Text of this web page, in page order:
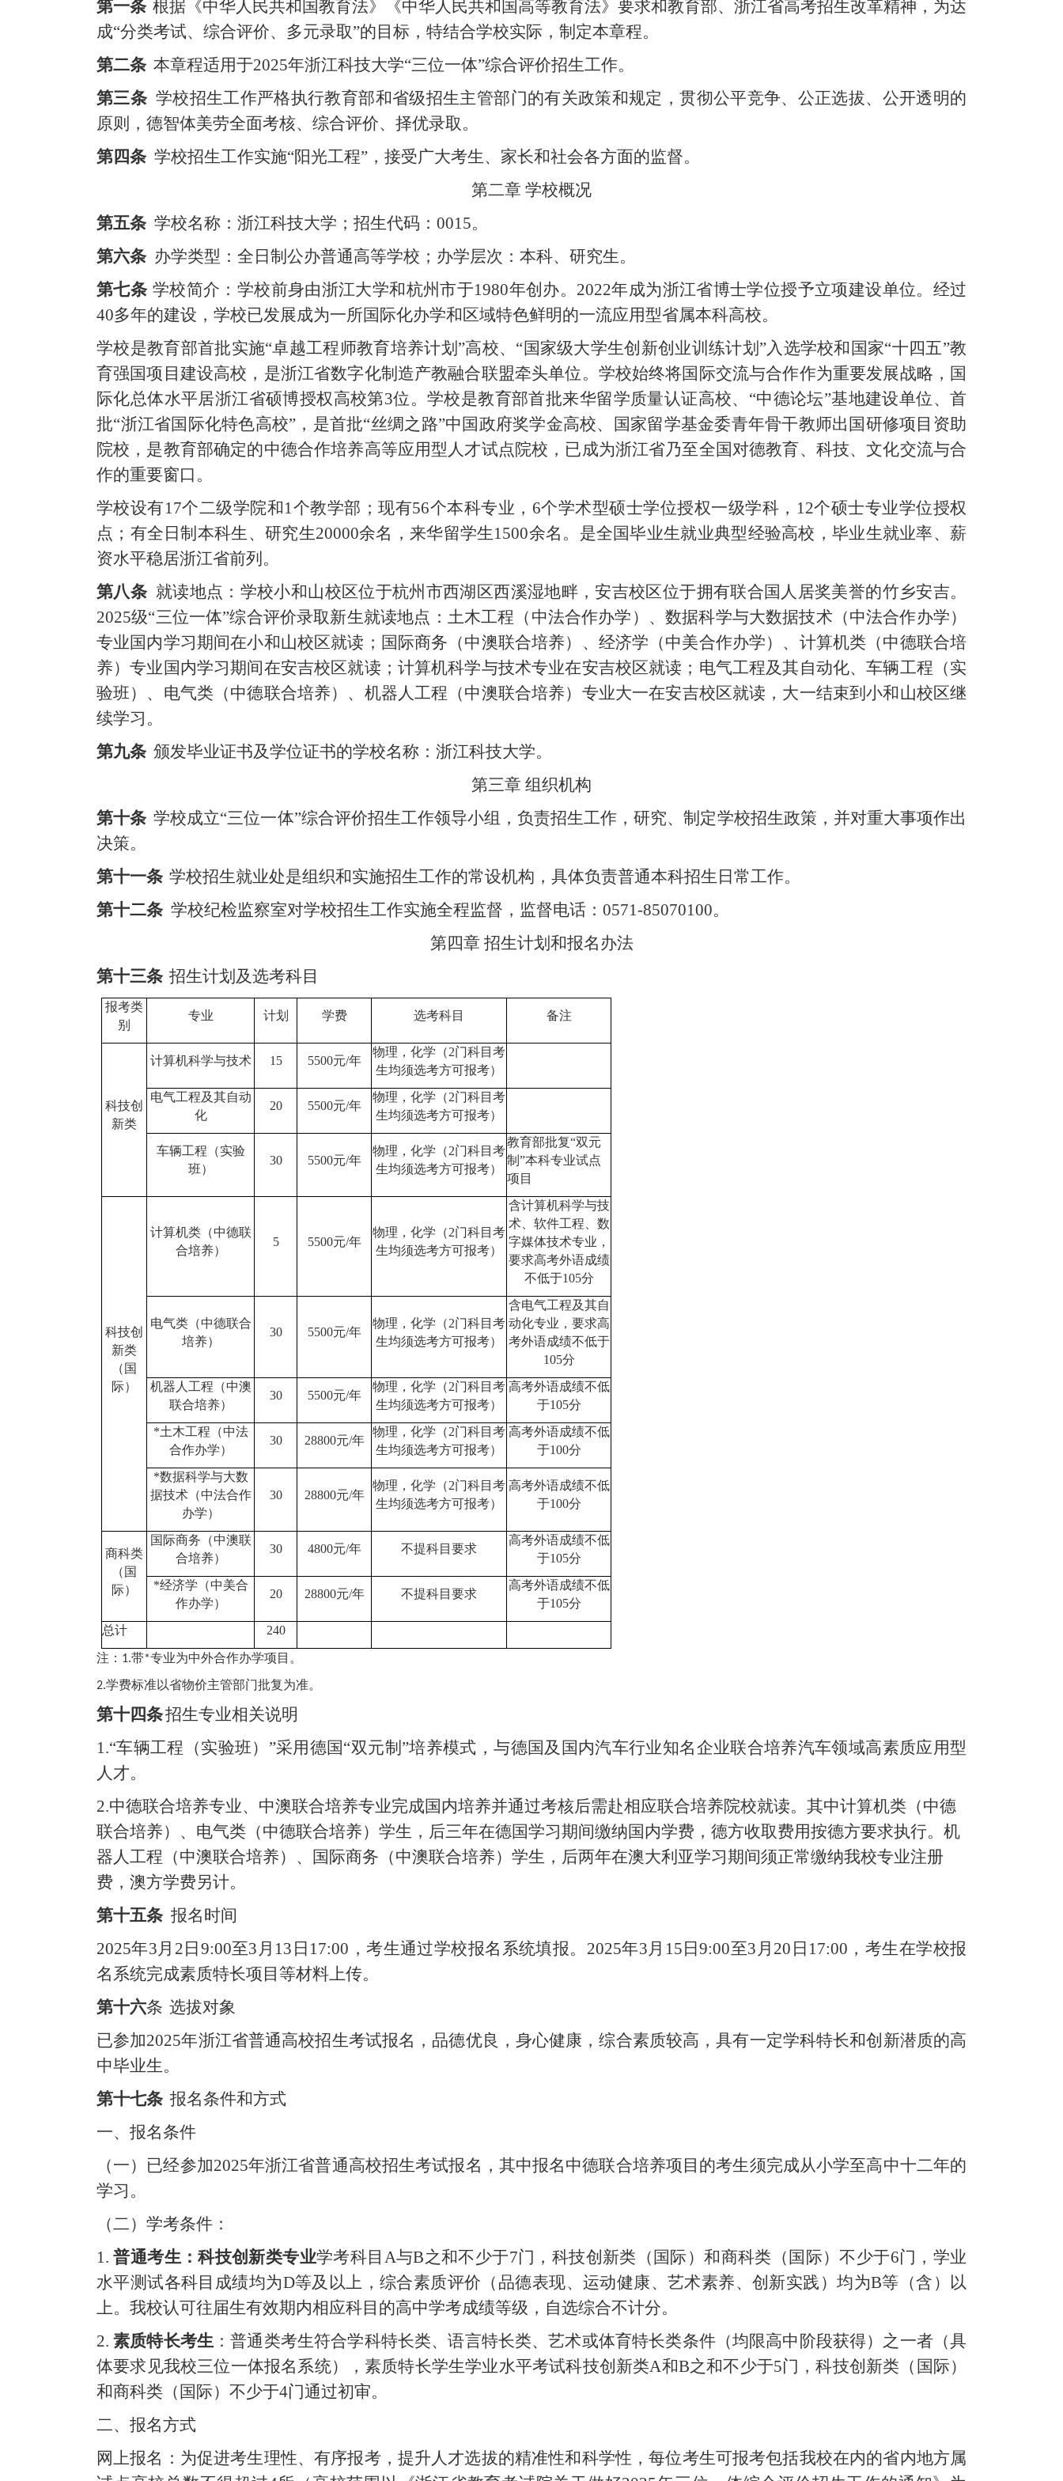
第一条 根据《中华人民共和国教育法》《中华人民共和国高等教育法》要求和教育部、浙江省高考招生改革精神，为达
成“分类考试、综合评价、多元录取”的目标，特结合学校实际，制定本章程。
第二条 本章程适用于2025年浙江科技大学“三位一体”综合评价招生工作。
第三条 学校招生工作严格执行教育部和省级招生主管部门的有关政策和规定，贯彻公平竞争、公正选拔、公开透明的
原则，德智体美劳全面考核、综合评价、择优录取。
第四条 学校招生工作实施“阳光工程”，接受广大考生、家长和社会各方面的监督。
第二章 学校概况
第五条 学校名称：浙江科技大学；招生代码： 0015。
第六条 办学类型：全日制公办普通高等学校；办学层次：本科、研究生。
第七条 学校简介：学校前身由浙江大学和杭州市于1980年创办。2022年成为浙江省博士学位授予立项建设单位。经过
40多年的建设，学校已发展成为一所国际化办学和区域特色鲜明的一流应用型省属本科高校。
学校是教育部首批实施“卓越工程师教育培养计划”高校、“国家级大学生创新创业训练计划”入选学校和国家“十四五”教
育强国项目建设高校，是浙江省数字化制造产教融合联盟牵头单位。学校始终将国际交流与合作作为重要发展战略，国
际化总体水平居浙江省硕博授权高校第3位。学校是教育部首批来华留学质量认证高校、“中德论坛”基地建设单位、首
批“浙江省国际化特色高校”，是首批“丝绸之路”中国政府奖学金高校、国家留学基金委青年骨干教师出国研修项目资助
院校，是教育部确定的中德合作培养高等应用型人才试点院校，已成为浙江省乃至全国对德教育、科技、文化交流与合
作的重要窗口。
学校设有17个二级学院和1个教学部；现有56个本科专业，6个学术型硕士学位授权一级学科，12个硕士专业学位授权
点；有全日制本科生、研究生20000余名，来华留学生1500余名。是全国毕业生就业典型经验高校，毕业生就业率、薪
资水平稳居浙江省前列。
第八条 就读地点：学校小和山校区位于杭州市西湖区西溪湿地畔，安吉校区位于拥有联合国人居奖美誉的竹乡安吉。
2025级“三位一体”综合评价录取新生就读地点：土木工程（中法合作办学）、 数据科学与大数据技术（中法合作办学）
专业国内学习期间在小和山校区就读；国际商务（中澳联合培养）、经济学（中美合作办学）、计算机类（中德联合培
养）专业国内学习期间在安吉校区就读；计算机科学与技术专业在安吉校区就读； 电气工程及其自动化、车辆工程（实
验班）、电气类（中德联合培养）、机器人工程（中澳联合培养）专业大一在安吉校区就读，大一结束到小和山校区继
续学习。
第九条 颁发毕业证书及学位证书的学校名称：浙江科技大学。
第三章 组织机构
第十条 学校成立“三位一体”综合评价招生工作领导小组，负责招生工作，研究、制定学校招生政策，并对重大事项作出
决策。
第十一条 学校招生就业处是组织和实施招生工作的常设机构，具体负责普通本科招生日常工作。
第十二条 学校纪检监察室对学校招生工作实施全程监督，监督电话： 0571-85070100。
第四章 招生计划和报名办法
第十三条 招生计划及选考科目
报考类
别
专业 计划 学费 选考科目 备注
科技创
新类
计算机科学与技术 15 5500元/年
物理，化学（2门科目考
生均须选考方可报考）
电气工程及其自动
化
20 5500元/年
物理，化学（2门科目考
生均须选考方可报考）
车辆工程（实验
班）
30 5500元/年
物理，化学（2门科目考
生均须选考方可报考）
教育部批复“双元
制”本科专业试点
项目
科技创
新类
（国
际）
计算机类（中德联
合培养）
5 5500元/年
物理，化学（2门科目考
生均须选考方可报考）
含计算机科学与技
术、软件工程、数
字媒体技术专业，
要求高考外语成绩
不低于105分
电气类（中德联合
培养）
30 5500元/年
物理，化学（2门科目考
生均须选考方可报考）
含电气工程及其自
动化专业，要求高
考外语成绩不低于
105分
机器人工程（中澳
联合培养）
30 5500元/年
物理，化学（2门科目考
生均须选考方可报考）
高考外语成绩不低
于105分
*土木工程（中法
合作办学）
30 28800元/年
物理，化学（2门科目考
生均须选考方可报考）
高考外语成绩不低
于100分
*数据科学与大数
据技术（中法合作
办学）
30 28800元/年
物理，化学（2门科目考
生均须选考方可报考）
高考外语成绩不低
于100分
商科类
（国
际）
国际商务（中澳联
合培养）
30 4800元/年 不提科目要求
高考外语成绩不低
于105分
*经济学（中美合
作办学）
20 28800元/年 不提科目要求
高考外语成绩不低
于105分
总计
240
注： 1.带*专业为中外合作办学项目。
2.学费标准以省物价主管部门批复为准。
第十四条招生专业相关说明
1.“车辆工程（实验班）”采用德国“双元制”培养模式，与德国及国内汽车行业知名企业联合培养汽车领域高素质应用型
人才。
2.中德联合培养专业、中澳联合培养专业完成国内培养并通过考核后需赴相应联合培养院校就读。其中计算机类（中德
联合培养）、电气类（中德联合培养）学生，后三年在德国学习期间缴纳国内学费，德方收取费用按德方要求执行。机
器人工程（中澳联合培养）、国际商务（中澳联合培养）学生，后两年在澳大利亚学习期间须正常缴纳我校专业注册
费，澳方学费另计。
第十五条 报名时间
2025年3月2日9:00至3月13 日 17:00，考生通过学校报名 系统填报。 2025年3月15日9:00至3月20日17:00， 考生在学校报
名系统完成素质特长项目等材料上传。
第十六条 选拔对象
已参加2025年浙江省普通高校招生考试报名，品德优良，身心健康，综合素质较高，具有一定学科特长和创新潜质的高
中毕业生。
第十七条 报名条件和方式
一、报名条件
（一）已经参加2025年浙江省普通高校招生考试报名，其中报名中德联合培养项目的考生须完成从小学至高中十二年的
学习。
（二）学考条件：
1.普通考生：科技创新类专业学考科目 A与B之和不少于7门， 科技创新类（国际）和商科类（国际）不少于6门，学业
水平测试各科目成绩均为D等及以上，综合素质评价（品德表现、运动健康、艺术素养、创新实践）均为B等（含）以
上。我校认可往届生有效期内相应科目的高中学考成绩等级，自选综合不计分。
2. 素质特长考生 ：普通类考生符合学科特长类、语言特长类、艺术或体育特长类条件（均限高中阶段获得）之一者（具
体要求见我校三位一体报名系统），素质特长学生学业水平考试科技创新类A和B之和不少于5门，科技创新类（国际）
和商科类（国际） 不少于4门通过初审。
二、报名方式
网上报名： 为促进考生理性、有序报考，提升人才选拔的精准性和科学性，每位考生可报考包括我校在内的省内地方属